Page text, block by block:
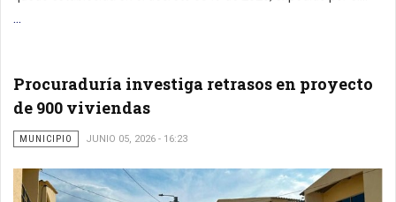
...
Procuraduría investiga retrasos en proyecto
de 900 viviendas
MUNICIPIO JUNIO 05, 2026 - 16:23